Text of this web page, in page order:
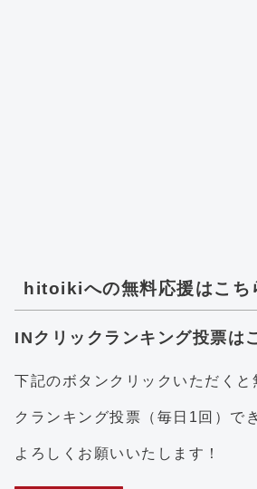
hitoikiへの無料応援はこち
INクリックランキング投票は
下記のボタンクリックいただくと
クランキング投票（毎日1回）で
よろしくお願いいたします！